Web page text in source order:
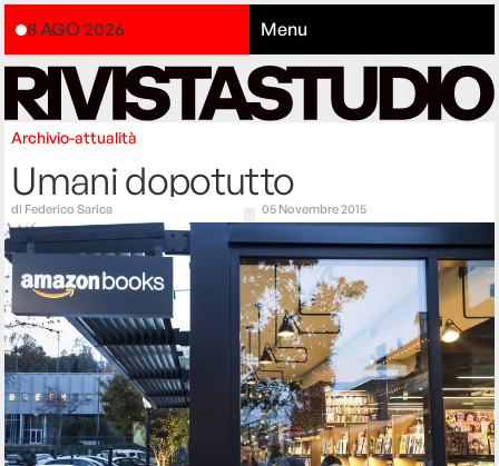
8 AGO 2026 Menu
Archivio-attualità
Umani dopotutto
di Federico Sarica 05 Novembre 2015